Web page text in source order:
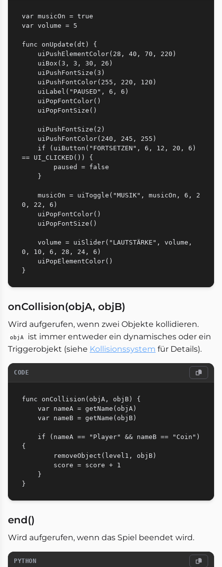
var musicOn = true
var volume = 5
func onUpdate(dt) {
== UI_CLICKED()) {
0, 22, 6)
0, 10, 6, 28, 24, 6)
onCollision(objA, objB)
Wird aufgerufen, wenn zwei Objekte kollidieren.
objA
ist immer entweder ein dynamisches oder ein
Triggerobjekt (siehe Kollisionssystem für Details).
CODE
func onCollision(objA, objB) {
{
end()
Wird aufgerufen, wenn das Spiel beendet wird.
PYTHON